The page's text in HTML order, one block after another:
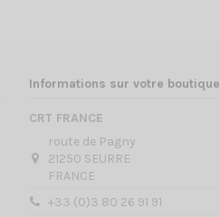
Informations sur votre boutique
CRT FRANCE
route de Pagny
21250 SEURRE
FRANCE
+33 (0)3 80 26 91 91